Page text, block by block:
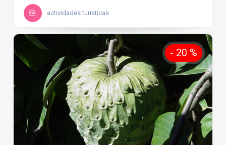
actividades turisticas
- 20 %